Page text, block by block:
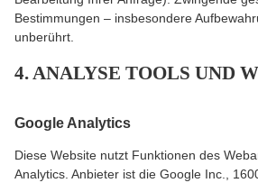
Bestimmungen – insbesondere
unberührt.
4. ANALYSE TOOLS UND
Google Analytics
Diese Website nutzt Funktionen des
Analytics. Anbieter ist die Google Inc.,